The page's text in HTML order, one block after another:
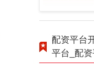
配资平台
平台_配